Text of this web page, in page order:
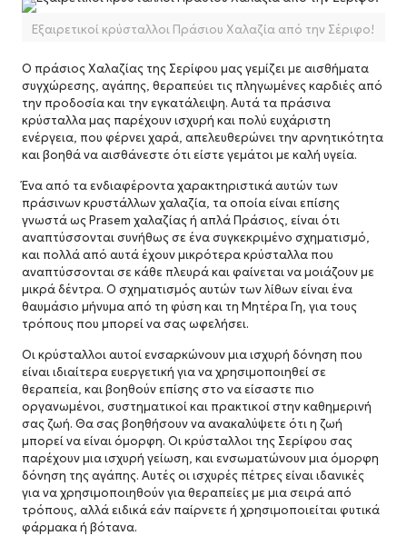
Εξαιρετικοί κρύσταλλοι Πράσιου Χαλαζία από την Σέριφο!
Ο πράσιος Χαλαζίας της Σερίφου μας γεμίζει με αισθήματα
συγχώρεσης, αγάπης, θεραπεύει τις πληγωμένες καρδιές από
την προδοσία και την εγκατάλειψη.Αυτά τα πράσινα
κρύσταλλα μας παρέχουν ισχυρή και πολύ ευχάριστη
ενέργεια, που φέρνει χαρά, απελευθερώνει την αρνητικότητα
και βοηθά να αισθάνεστε ότι είστε γεμάτοι με καλή υγεία.
Ένα από τα ενδιαφέροντα χαρακτηριστικά αυτών των
πράσινων κρυστάλλων χαλαζία, τα οποία είναι επίσης
γνωστά ως Prasem χαλαζίας ή απλά Πράσιος, είναι ότι
αναπτύσσονται συνήθως σε ένα συγκεκριμένο σχηματισμό,
και πολλά από αυτά έχουν μικρότερα κρύσταλλα που
αναπτύσσονται σε κάθε πλευρά και φαίνεται να μοιάζουν με
μικρά δέντρα. Ο σχηματισμός αυτών των λίθων είναι ένα
θαυμάσιο μήνυμα από τη φύση και τη Μητέρα Γη, για τους
τρόπους που μπορεί να σας ωφελήσει.
Οι κρύσταλλοι αυτοί ενσαρκώνουν μια ισχυρή δόνηση που
είναι ιδιαίτερα ευεργετική για να χρησιμοποιηθεί σε
θεραπεία, και βοηθούν επίσης στο να είσαστε πιο
οργανωμένοι, συστηματικοί και πρακτικοί στην καθημερινή
σας ζωή. Θα σας βοηθήσουν να ανακαλύψετε ότι η ζωή
μπορεί να είναι όμορφη. Οικρύσταλλοι της Σερίφου σας
παρέχουν μια ισχυρή γείωση, και ενσωματώνουν μια όμορφη
δόνηση της αγάπης. Αυτές οι ισχυρές πέτρες είναι ιδανικές
για να χρησιμοποιηθούν για θεραπείες με μια σειρά από
τρόπους, αλλά ειδικά εάν παίρνετε ή χρησιμοποιείται φυτικά
φάρμακα ή βότανα.